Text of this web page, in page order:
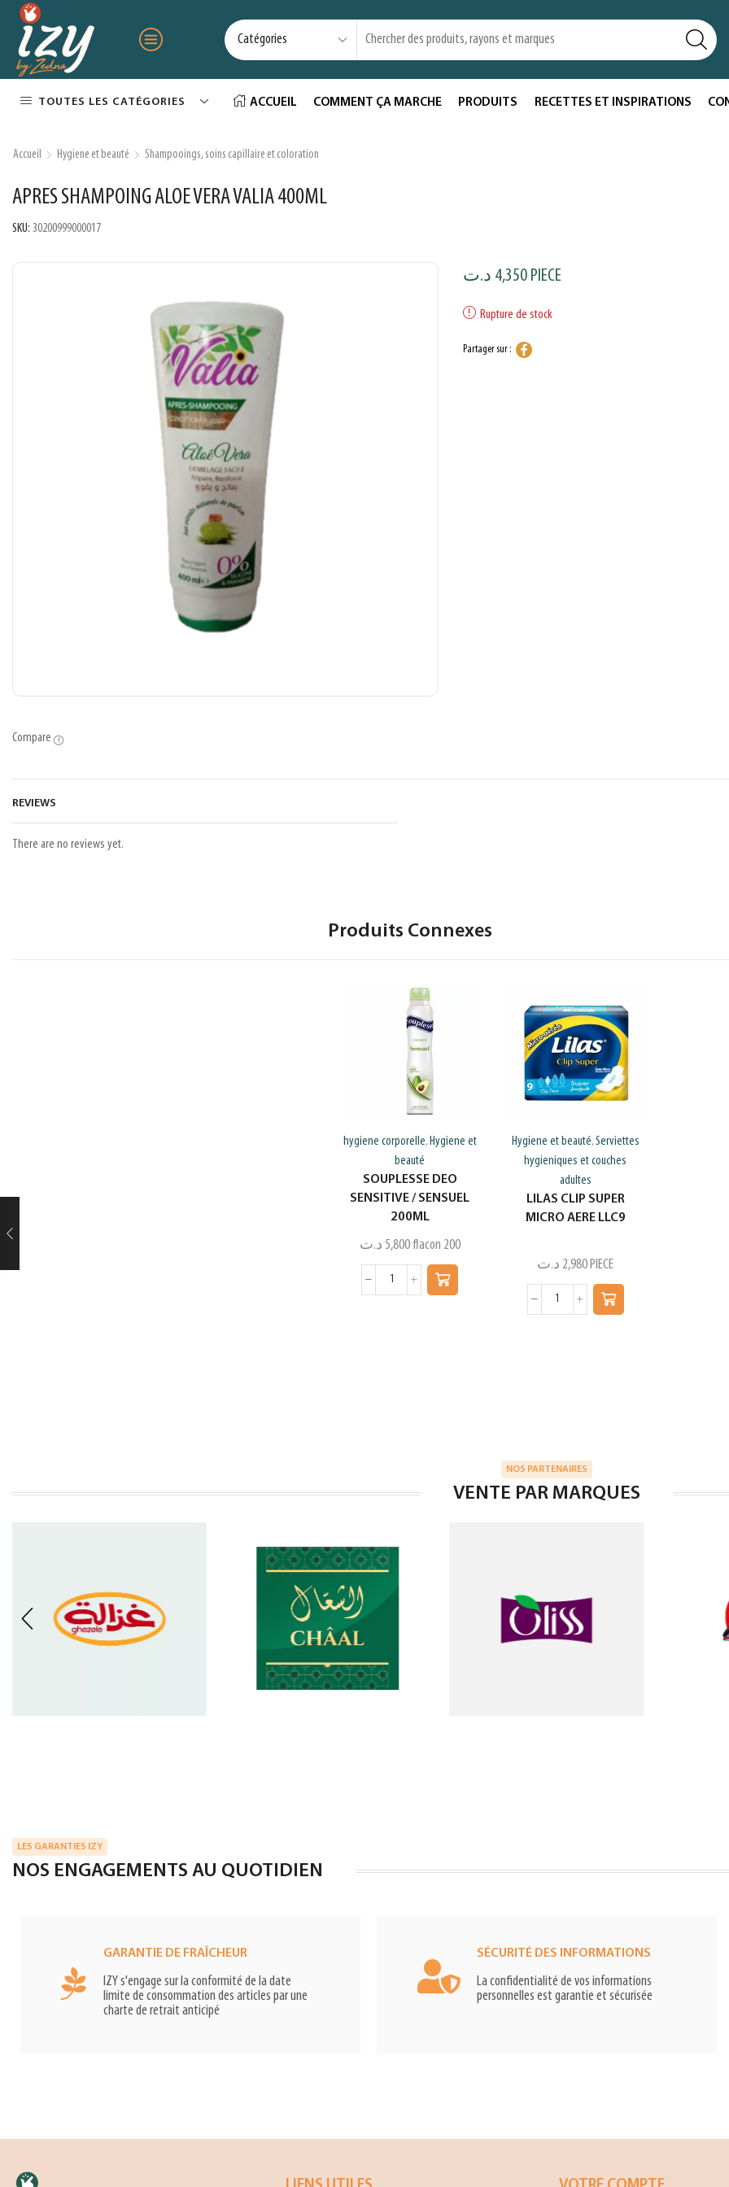
TOUTES LES CATÉGORIES ACCUEIL COMMENT ÇA MARCHE PRODUITS RECETTES ET INSPIRATIONS
Accueil Hygiene et beauté Shampooings, soins capillaire et coloration
APRES SHAMPOING ALOE VERA VALIA 400ML
SKU: 30200999000017
Compare
4,350 د.ت PIECE
Rupture de stock
Partager sur :
REVIEWS
There are no reviews yet.
Produits Connexes
hygiene corporelle, Hygiene et
beauté
SOUPLESSE DEO
SENSITIVE / SENSUEL
200ML
5,800 د.ت flacon 200
Hygiene et beauté, Serviettes
hygieniques et couches
adultes
LILAS CLIP SUPER
MICRO AERE LLC9
2,980 د.ت PIECE
NOS PARTENAIRES
VENTE PAR MARQUES
LES GARANTIES IZY
NOS ENGAGEMENTS AU QUOTIDIEN
GARANTIE DE FRAÎCHEUR
IZY s'engage sur la conformité de la date
limite de consommation des articles par une
charte de retrait anticipé
SÉCURITÉ DES INFORMATIONS
La confidentialité de vos informations
personnelles est garantie et sécurisée